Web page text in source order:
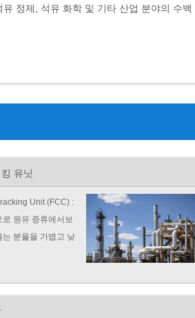
정제, 석유 화학 및 기타 산업 분야의 수백
유닛
Unit (FCC) :
로 원유 증류에서보
는 분율을 가볍고 낮